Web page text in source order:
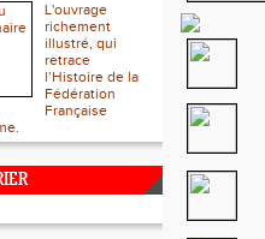
L'ouvrage
richement
illustré, qui
retrace
l’Histoire de la
Fédération
Française